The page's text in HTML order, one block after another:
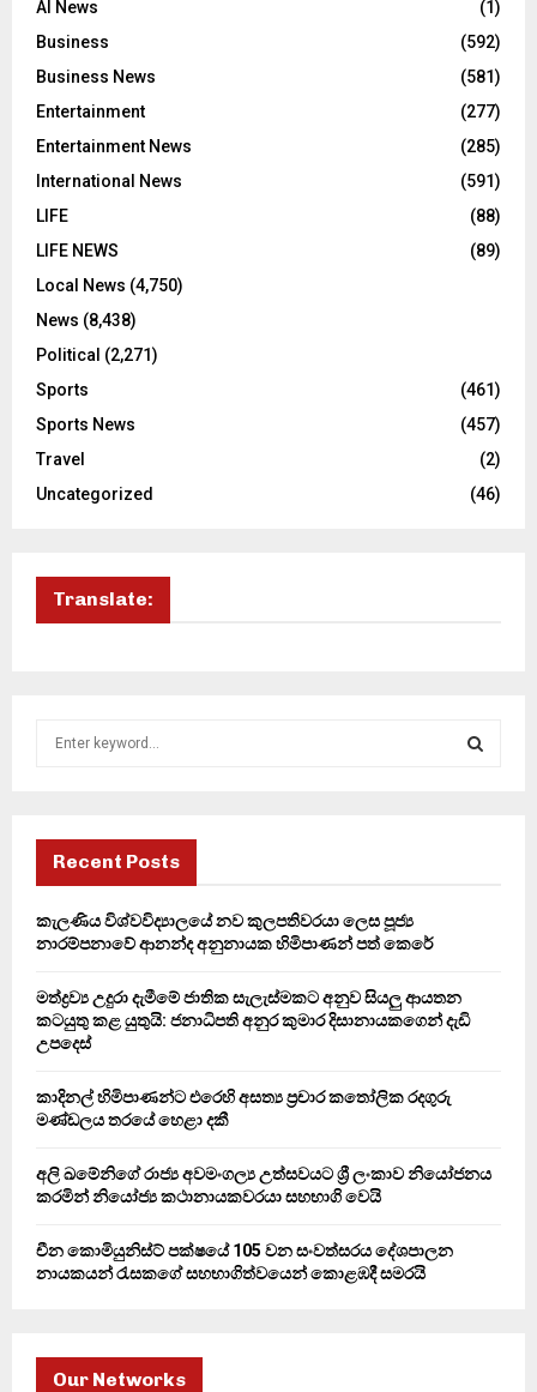
AI News
(1)
Business
(592)
Business News
(581)
Entertainment
(277)
Entertainment News
(285)
International News
(591)
LIFE
(88)
LIFE NEWS
(89)
Local News (4,750)
News (8,438)
Political (2,271)
Sports
(461)
Sports News
(457)
Travel
(2)
Uncategorized
(46)
Translate:
f
r
H
Recent Posts
කැලණිය විශ්වවිද්‍යාලයේ නව කුලපතිවරයා ලෙස පූජ්‍ය
නාරම්පනාවේ ආනන්ද අනුනායක හිමිපාණන් පත් කෙරේ
මත්ද්‍රව්‍ය උදුරා දැමීමේ ජාතික සැලැස්මකට අනුව සියලු ආයතන
කටයුතු කළ යුතුයි: ජනාධිපති අනුර කුමාර දිසානායකගෙන් දැඩි
උපදෙස්
කාදිනල් හිමිපාණන්ට එරෙහි අසත්‍ය ප්‍රචාර කතෝලික රදගුරු
මණ්ඩලය තරයේ හෙළා දකී
අලි ඛමේනිගේ රාජ්‍ය අවමංගල්‍ය උත්සවයට ශ්‍රී ලංකාව නියෝජනය
කරමින් නියෝජ්‍ය කථානායකවරයා සහභාගි වෙයි
චීන කොමියුනිස්ට් පක්ෂයේ 105 වන සංවත්සරය දේශපාලන
නායකයන් රැසකගේ සහභාගිත්වයෙන් කොළඹදී සමරයි
Our Networks